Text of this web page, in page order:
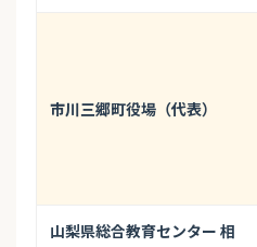
市川三郷町役場（代表）
山梨県総合教育センター 相